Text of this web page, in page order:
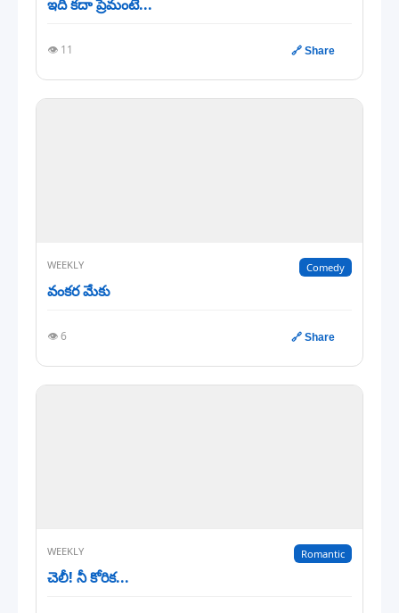
ఇది కదా ప్రేమంటే...
👁️ 11 🔗 Share
WEEKLY Comedy
వంకర మేకు
👁️ 6 🔗 Share
WEEKLY Romantic
చెలీ! నీ కోరిక...